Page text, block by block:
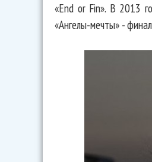
«End or Fin». В 2013
«Ангелы-мечты» -